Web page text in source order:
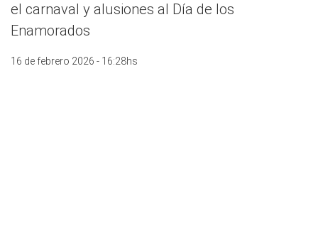
el carnaval y alusiones al Día de los
Enamorados
16 de febrero 2026 - 16:28hs